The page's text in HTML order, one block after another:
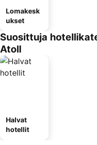
Lomakesk
ukset
Suosittuja
Atoll
Halvat
hotellit